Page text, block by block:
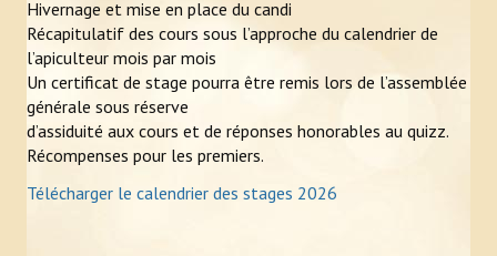
Hivernage et mise en place du candi
Récapitulatif des cours sous l’approche du calendrier de
l’apiculteur mois par mois
Un certificat de stage pourra être remis lors de l’assemblée
générale sous réserve
d’assiduité aux cours et de réponses honorables au quizz.
Récompenses pour les premiers.
Télécharger le calendrier des stages 2026